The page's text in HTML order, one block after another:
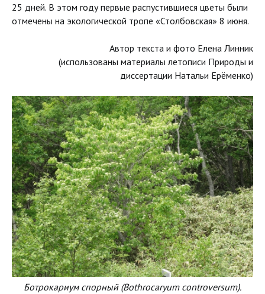
25 дней. В этом году первые распустившиеся цветы были
отмечены на экологической тропе «Столбовская» 8 июня.
Автор текста и фото Елена Линник
(использованы материалы летописи Природы и
диссертации Натальи Ерёменко)
Ботрокариум спорный (Bothrocaryum controversum).